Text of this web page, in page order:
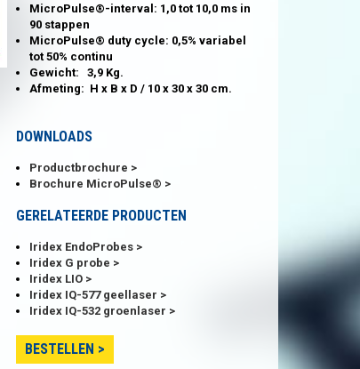
MicroPulse®-interval: 1,0 tot 10,0 ms in
90 stappen
MicroPulse® duty cycle: 0,5% variabel
tot 50% continu
Gewicht: 3,9 Kg.
Afmeting: H x B x D / 10 x 30 x 30 cm.
DOWNLOADS
Productbrochure
Brochure MicroPulse®
GERELATEERDE PRODUCTEN
Iridex EndoProbes
Iridex G probe
Iridex LIO
Iridex IQ-577 geellaser
Iridex IQ-532 groenlaser
BESTELLEN